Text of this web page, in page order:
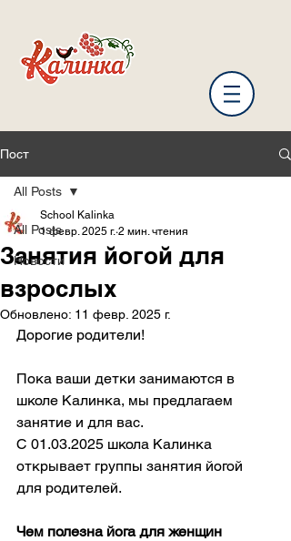
Пост
All Posts
Новости
All Posts
Занятия йогой для
взрослых
School Kalinka
1 февр. 2025 г. 2 мин. чтения
Обновлено: 11 февр. 2025 г.
Дорогие родители!
Пока ваши детки занимаются в
школе Калинка, мы предлагаем
занятие и для вас.
С 01.03.2025 школа Калинка
открывает группы занятия йогой
для родителей.
Чем полезна йога для женщин